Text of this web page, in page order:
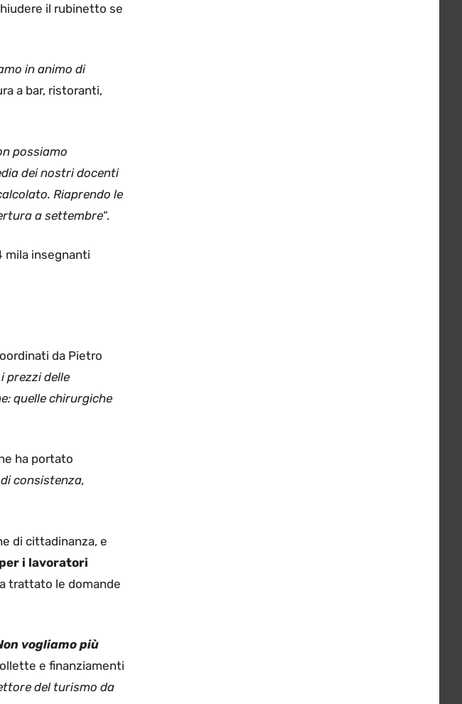
il rubinetto se
in animo di
a bar, ristoranti,
possiamo
dei nostri docenti
Riaprendo le
a settembre“.
mila insegnanti
da Pietro
prezzi delle
quelle chirurgiche
ha portato
consistenza,
di cittadinanza, e
i lavoratori
trattato le domande
vogliamo più
e finanziamenti
del turismo da